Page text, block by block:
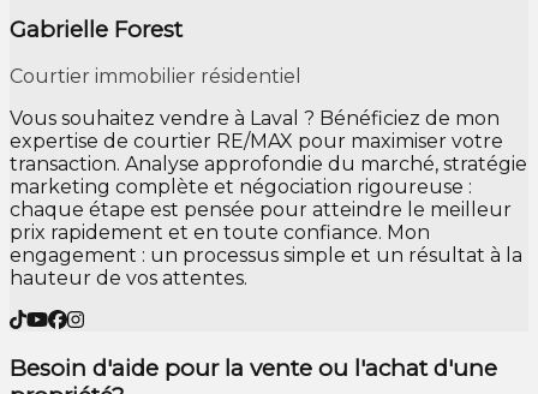
Gabrielle Forest
Courtier immobilier résidentiel
Vous souhaitez vendre à Laval ? Bénéficiez de mon
expertise de courtier RE/MAX pour maximiser votre
transaction. Analyse approfondie du marché, stratégie
marketing complète et négociation rigoureuse :
chaque étape est pensée pour atteindre le meilleur
prix rapidement et en toute confiance. Mon
engagement : un processus simple et un résultat à la
hauteur de vos attentes.
Besoin d'aide pour la vente ou l'achat d'une